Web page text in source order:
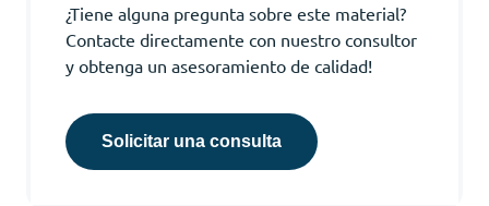
¿Tiene alguna pregunta sobre este material?
Contacte directamente con nuestro consultor
y obtenga un asesoramiento de calidad!
Solicitar una consulta